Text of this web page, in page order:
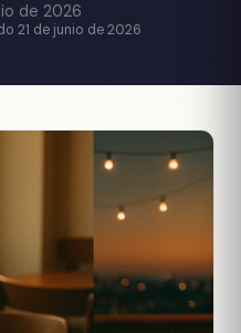
de 2026
21 de junio de 2026